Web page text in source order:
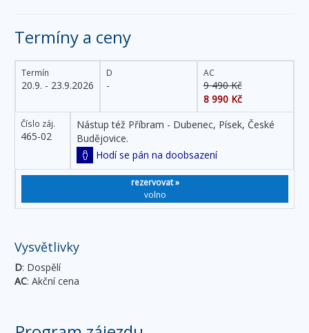
Termíny a ceny
Číslo záj.
465-02
Termín
20.9. - 23.9.2026
D
-
AC
9 490 Kč
8 990 Kč
Nástup též Příbram - Dubenec, Písek, České
Budějovice.
Hodí se pán na doobsazení
rezervovat »
volno
Vysvětlivky
D: Dospělí
AC: Akční cena